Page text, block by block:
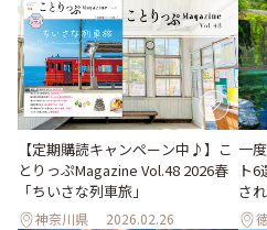
【定期購読キャンペーン中♪】こ
とりっぷMagazine Vol.48 2026春
「ちいさな列車旅」
神奈川県 2026.02.26
一
ト
さ